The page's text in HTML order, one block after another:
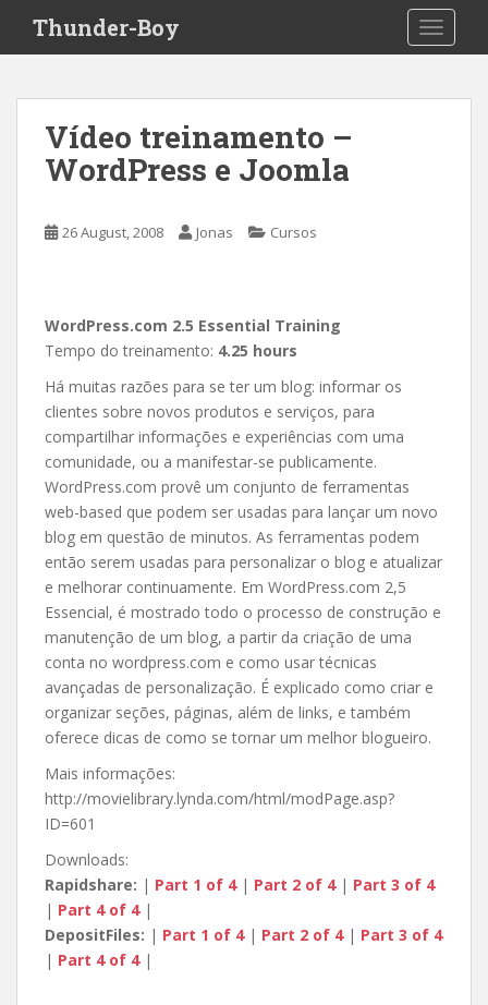
i
Thunder-Boy
Vídeo treinamento –
WordPress e Joomla
26 August, 2008 Jonas Cursos
WordPress.com 2.5 Essential Training
Tempo do treinamento: 4.25 hours
Há muitas razões para se ter um blog: informar os
clientes sobre novos produtos e serviços, para
compartilhar informações e experiências com uma
comunidade, ou a manifestar-se publicamente.
WordPress.com provê um conjunto de ferramentas
web-based que podem ser usadas para lançar um novo
blog em questão de minutos. As ferramentas podem
então serem usadas para personalizar o blog e atualizar
e melhorar continuamente. Em WordPress.com 2,5
Essencial, é mostrado todo o processo de construção e
manutenção de um blog, a partir da criação de uma
conta no wordpress.com e como usar técnicas
avançadas de personalização. É explicado como criar e
organizar seções, páginas, além de links, e também
oferece dicas de como se tornar um melhor blogueiro.
Mais informações:
http://movielibrary.lynda.com/html/modPage.asp?
ID=601
Downloads:
Rapidshare: | Part 1 of 4| Part 2 of 4| Part 3 of 4
| Part 4 of 4|
DepositFiles: | Part 1 of 4| Part 2 of 4| Part 3 of 4
| Part 4 of 4|